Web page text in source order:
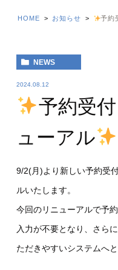
HOME お知らせ 予約
NEWS
2024.08.12
予約受
ューアル
9/2(月)より新しい予約受
ルいたします。
今回のリニューアルで予
入力が不要となり、さら
ただきやすいシステムへと